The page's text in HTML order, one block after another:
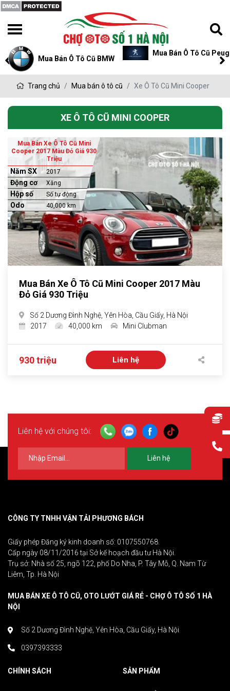
Mua Bán Ô Tô Cũ BMW
Mua Bán Ô Tô Cũ
Trang chủ Mua bán ô tô cũ Xe Ô Tô Cũ Mini Cooper
XE Ô TÔ CŨ MINI COOPER
Mua Bán Xe Ô Tô Cũ Mini
Cooper 2017 Màu Đỏ Giá 930
Triệu
Năm SX 2017
Động cơ Xăng
Hộp số Số tự động
Odo 40,000 km
Mua Bán Xe Ô Tô Cũ Mini Cooper 2017 Màu
Đỏ Giá 930 Triệu
Số 2 Dương Đình Nghệ, Yên Hòa, Cầu Giấy, Hà Nội
2017
40,000 km Mini Clubman
930 triệu Liên hệ
Liên hệ với chúng tôi:
Liên hệ
CÔNG TY TNHH VẬN TẢI PHƯƠNG BÁCH
Giấy phép Đăng ký kinh doanh số: 0107550768.
Cấp ngày 08/11/2016 tại Sở kế hoạch đầu tư Hà Nội.
Trụ sở: Nhà số 25, ngõ 122, phố Do Nha, P. Tây Mỗ, Q. Nam Từ
Liêm, Tp. Hà Nội
MUA BÁN XE Ô TÔ CŨ, OTO LƯỚT GIÁ RẺ - CHỢ Ô TÔ SỐ 1 HÀ
NỘI
Số 2 Dương Đình Nghệ, Yên Hòa, Cầu Giấy, Hà Nội
0397393333
CHÍNH SÁCH SẢN PHẨM